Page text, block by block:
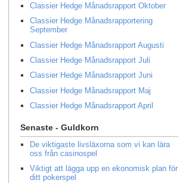
Classier Hedge Månadsrapport Oktober
Classier Hedge Månadsrapportering
September
Classier Hedge Månadsrapport Augusti
Classier Hedge Månadsrapport Juli
Classier Hedge Månadsrapport Juni
Classier Hedge Månadsrapport Maj
Classier Hedge Månadsrapport April
Senaste - Guldkorn
De viktigaste livsläxorna som vi kan lära
oss från casinospel
Viktigt att lägga upp en ekonomisk plan för
ditt pokerspel